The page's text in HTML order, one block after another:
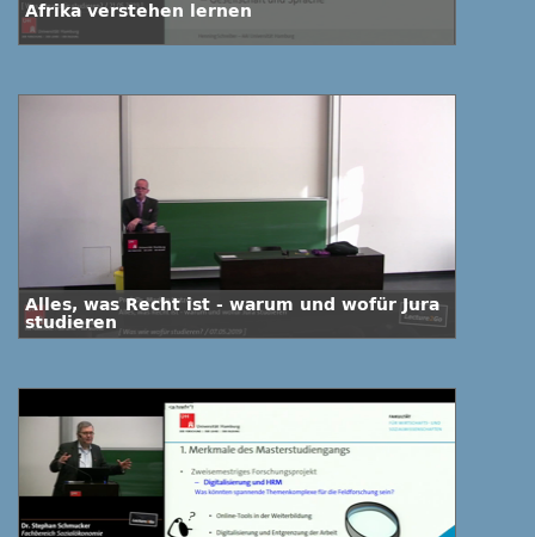
Afrika verstehen lernen
Alles, was Recht ist - warum und wofür Jura
studieren